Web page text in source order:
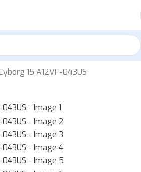
15 A12VF-043US